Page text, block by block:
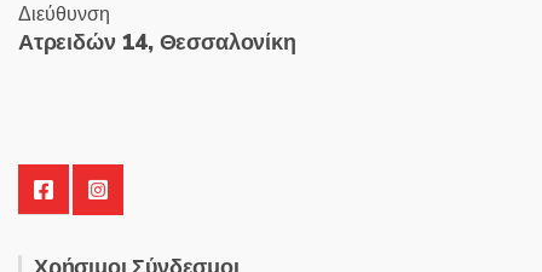
Διεύθυνση
Ατρειδών 14, Θεσσαλονίκη